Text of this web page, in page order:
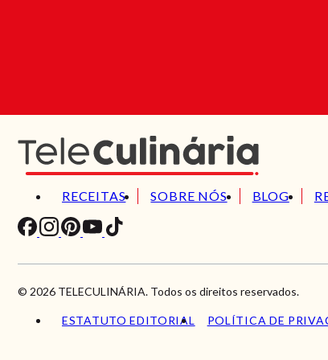
RECEITAS SOBRE NÓS BLOG
© 2026 TELECULINÁRIA. Todos os direitos reservados.
ESTATUTO EDITORIAL POLÍTICA DE